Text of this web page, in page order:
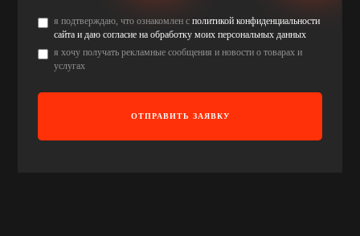
я подтверждаю, что ознакомлен сполитикой конфиденциальности
сайта и даю согласие на обработку моих персональных данных
я хочу получать рекламные сообщения и новости о товарах и
услугах